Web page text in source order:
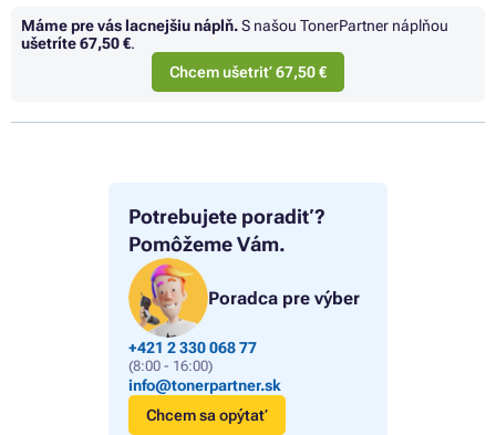
Potrebujete poradiť?
Pomôžeme Vám.
Poradca pre výber
+421 2 330 068 77
(8:00 - 16:00)
info@tonerpartner.sk
Chcem sa opýtať
Máme pre vás lacnejšiu náplň.S našou TonerPartner náplňou
ušetríte67,50 €.
Chcem ušetriť 67,50 €